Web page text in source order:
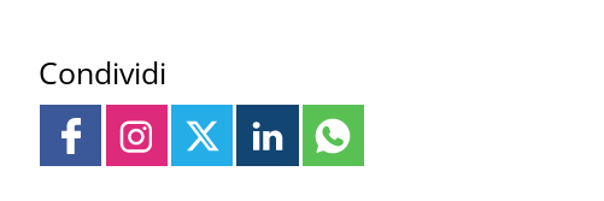
Condividi